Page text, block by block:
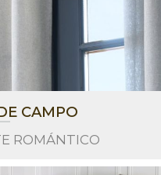
CAMPO
ROMÁNTICO